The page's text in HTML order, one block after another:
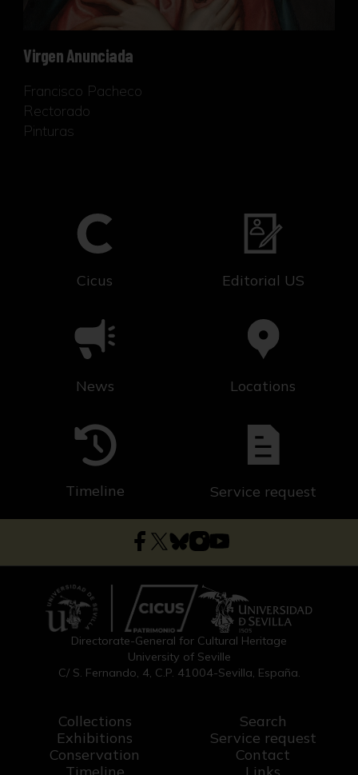
Virgen Anunciada
Francisco Pacheco
Rectorado
Pinturas
Cicus Editorial US
News Locations
Timeline Service request
Directorate-General for Cultural Heritage
University of Seville
C/ S. Fernando, 4, C.P. 41004-Sevilla, España.
Collections
Exhibitions
Conservation
Timeline
Search
Service request
Contact
Links